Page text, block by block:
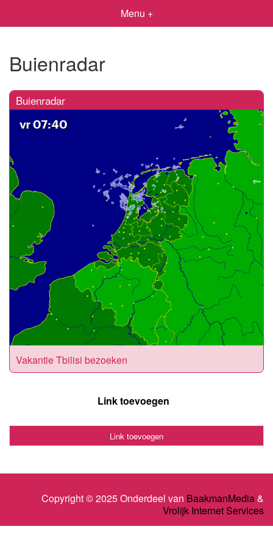
Menu +
Buienradar
Buienradar
Vakantie Tbilisi bezoeken
Link toevoegen
Link toevoegen
Copyright © 2025 Onderdeel van BaakmanMedia&
Vrolijk Internet Services